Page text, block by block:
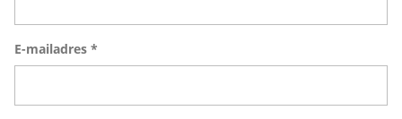
E-mailadres *